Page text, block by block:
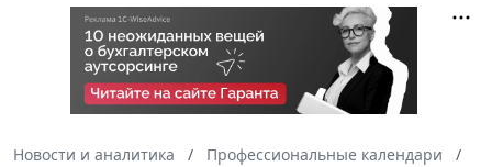
Новости и аналитика
Профессиональные календари